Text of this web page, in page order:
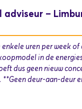
–
uren per week
in de
dus geen nieuw
deur-aan-deur